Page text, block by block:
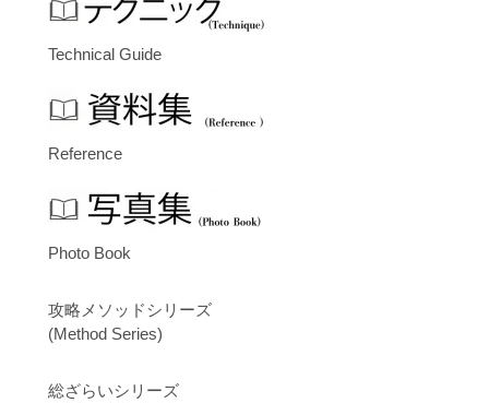
Technical Guide
Reference
Photo Book
攻略メソッドシリーズ
(Method Series)
総ざらいシリーズ